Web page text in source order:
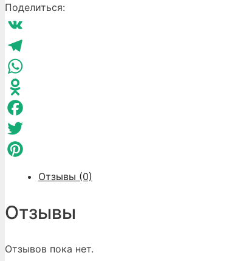
Чай
Гринвей
10
туба
200
Поделиться:
VK
Telegram
WhatsApp
Odnoklassniki
Facebook
Twitter
Pinterest
Отзывы (0)
Отзывы
Отзывов пока нет.